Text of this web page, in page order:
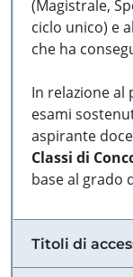
(Magistrale,
ciclo unico) e
che ha
In relazione
esami
aspirante
Classi di
base al grado
Titoli di